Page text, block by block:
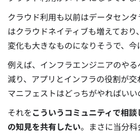
クラウド利用も以前はデータセン
はクラウドネイティブも増えてお
変化も大きなものになりそうで、今
例えば、インフラエンジニアのや
減り、アプリとインフラの役割が
マニフェストはどっちがやればいい
それをこういうコミュニティで相
の知見を共有したい。まさに当分